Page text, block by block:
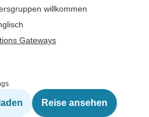
willkommen
Gateways
Reise ansehen